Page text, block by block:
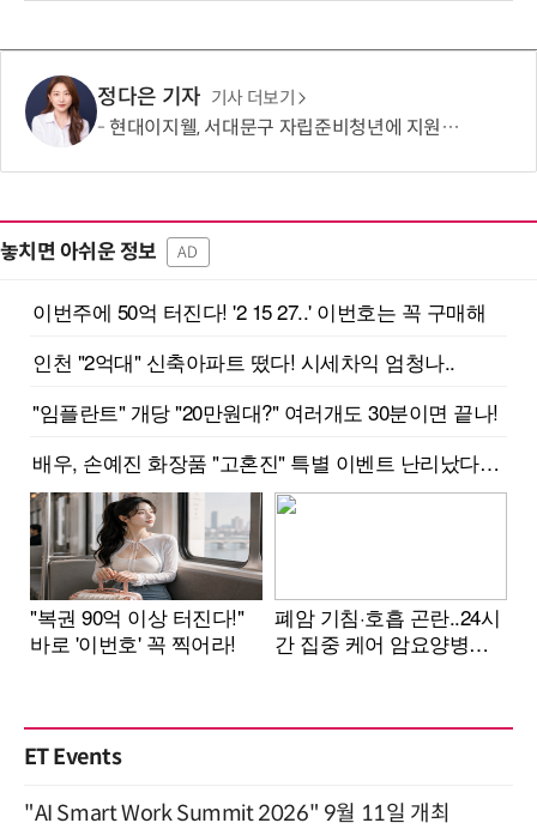
정다은 기자 기사 더보기
현대이지웰, 서대문구 자립준비청년에 지원금 2000만원 전달
놓치면 아쉬운 정보 AD
ET Events
"AI Smart Work Summit 2026" 9월 11일 개최